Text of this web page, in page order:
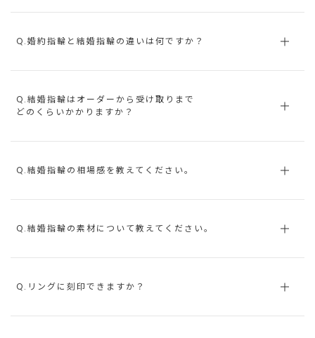
Q.婚約指輪と結婚指輪の違いは何ですか？
Q.結婚指輪はオーダーから受け取りまで
どのくらいかかりますか？
Q.結婚指輪の相場感を教えてください。
Q.結婚指輪の素材について教えてください。
Q.リングに刻印できますか？